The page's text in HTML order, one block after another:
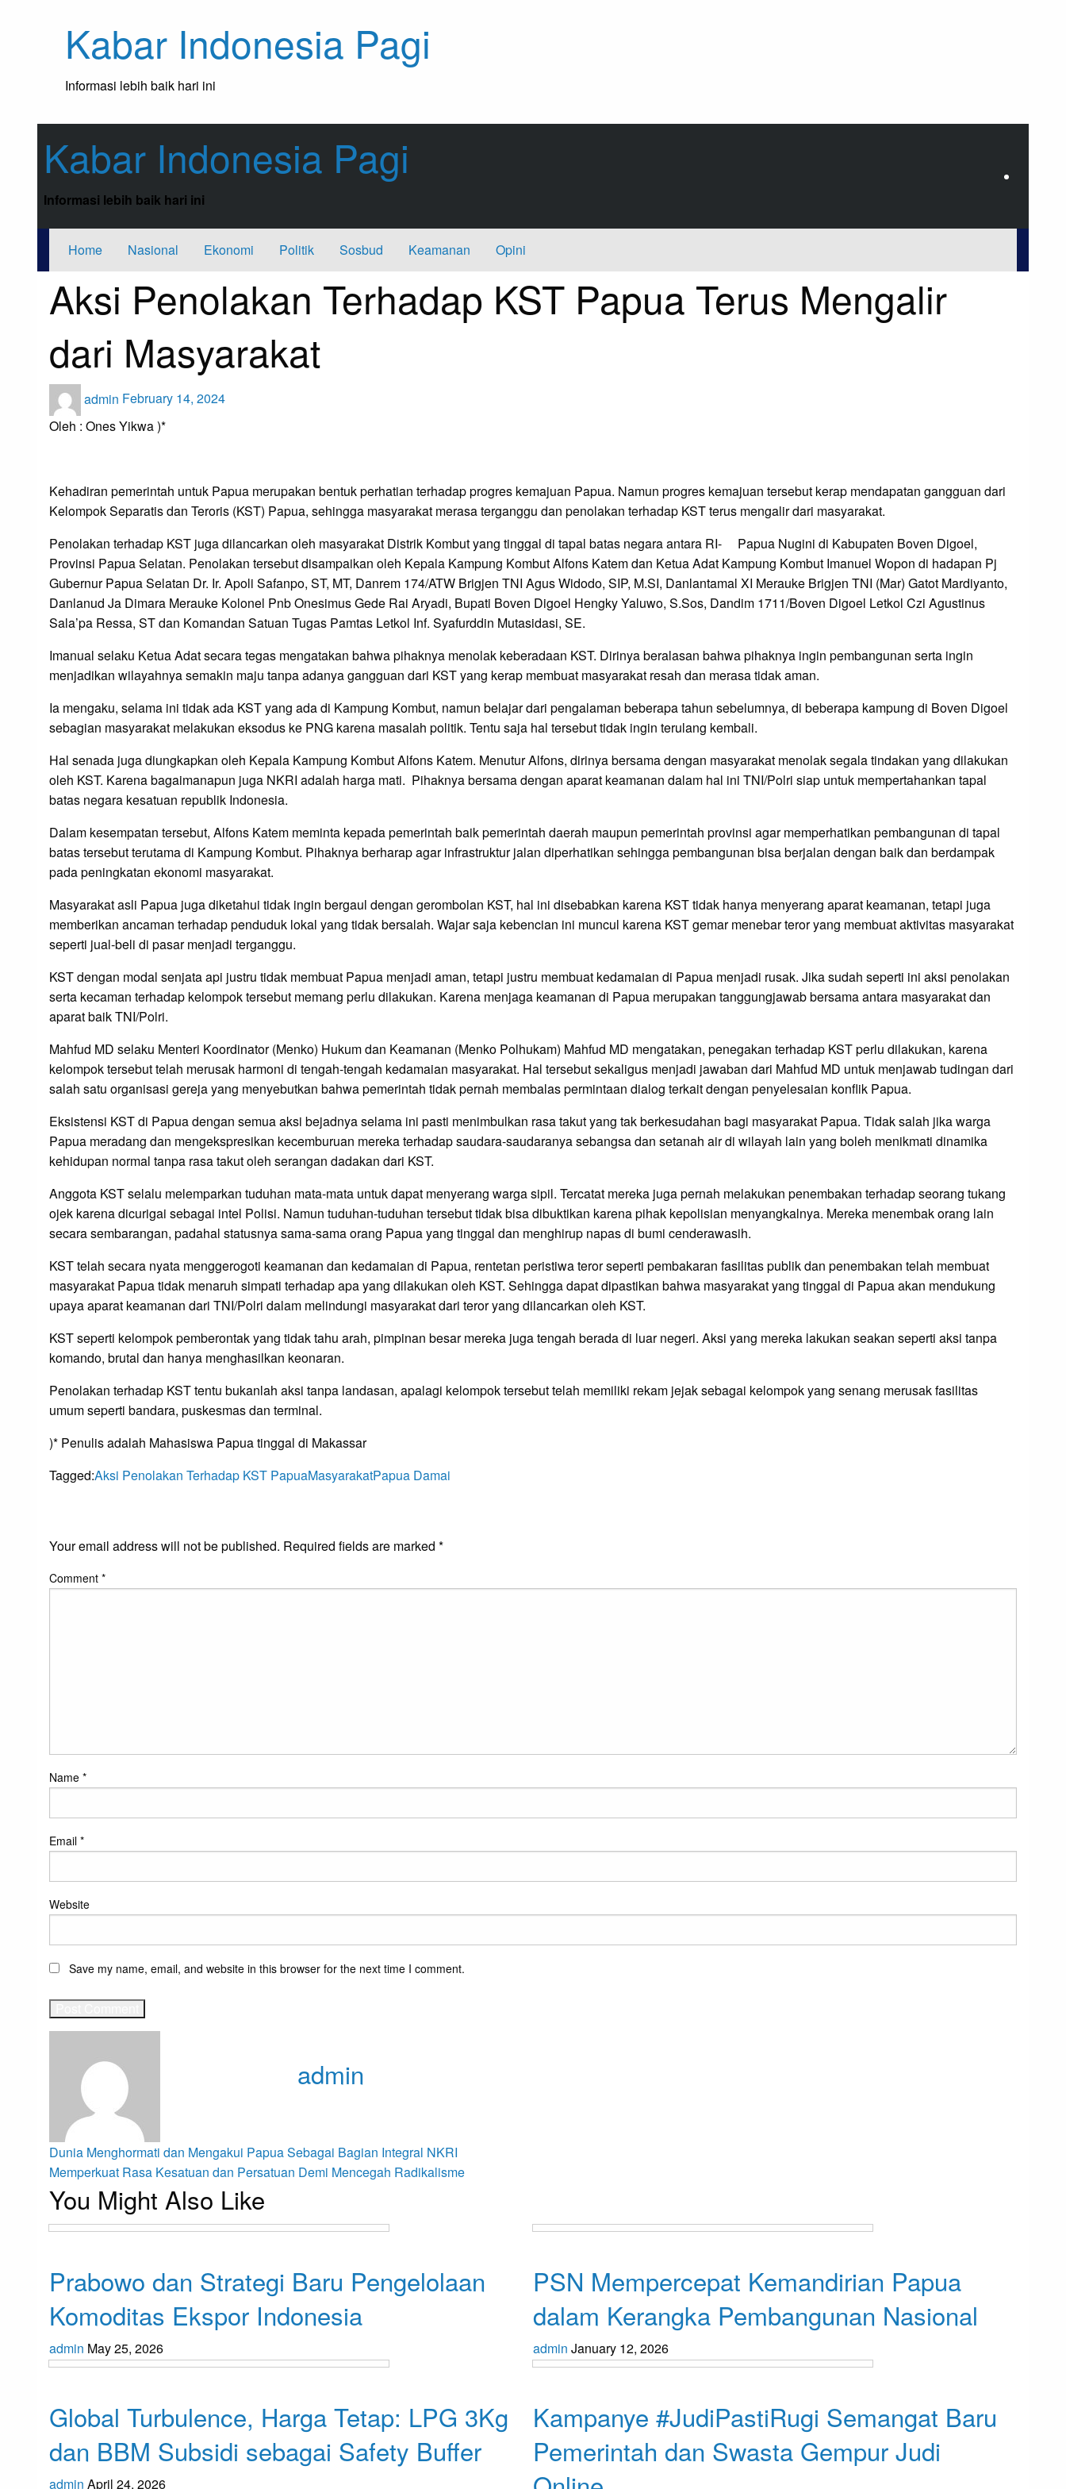
Kabar Indonesia Pagi
Informasi lebih baik hari ini
Kabar Indonesia Pagi
Informasi lebih baik hari ini
Home Nasional Ekonomi Politik Sosbud Keamanan Opini
Aksi Penolakan Terhadap KST Papua Terus Mengalir
dari Masyarakat
admin Posted
February 14, 2024
Oleh : Ones Yikwa )*
Kehadiran pemerintah untuk Papua merupakan bentuk perhatian terhadap progres kemajuan Papua. Namun progres kemajuan tersebut kerap mendapatan gangguan dari
Kelompok Separatis dan Teroris (KST) Papua, sehingga masyarakat merasa terganggu dan penolakan terhadap KST terus mengalir dari masyarakat.
Penolakan terhadap KST juga dilancarkan oleh masyarakat Distrik Kombut yang tinggal di tapal batas negara antara RI- Papua Nugini di Kabupaten Boven Digoel,
Provinsi Papua Selatan. Penolakan tersebut disampaikan oleh Kepala Kampung Kombut Alfons Katem dan Ketua Adat Kampung Kombut Imanuel Wopon di hadapan Pj
Gubernur Papua Selatan Dr. Ir. Apoli Safanpo, ST, MT, Danrem 174/ATW Brigjen TNI Agus Widodo, SIP, M.SI, Danlantamal XI Merauke Brigjen TNI (Mar) Gatot Mardiyanto,
Danlanud Ja Dimara Merauke Kolonel Pnb Onesimus Gede Rai Aryadi, Bupati Boven Digoel Hengky Yaluwo, S.Sos, Dandim 1711/Boven Digoel Letkol Czi Agustinus
Sala’pa Ressa, ST dan Komandan Satuan Tugas Pamtas Letkol Inf. Syafurddin Mutasidasi, SE.
Imanual selaku Ketua Adat secara tegas mengatakan bahwa pihaknya menolak keberadaan KST. Dirinya beralasan bahwa pihaknya ingin pembangunan serta ingin
menjadikan wilayahnya semakin maju tanpa adanya gangguan dari KST yang kerap membuat masyarakat resah dan merasa tidak aman.
Ia mengaku, selama ini tidak ada KST yang ada di Kampung Kombut, namun belajar dari pengalaman beberapa tahun sebelumnya, di beberapa kampung di Boven Digoel
sebagian masyarakat melakukan eksodus ke PNG karena masalah politik. Tentu saja hal tersebut tidak ingin terulang kembali.
Hal senada juga diungkapkan oleh Kepala Kampung Kombut Alfons Katem. Menutur Alfons, dirinya bersama dengan masyarakat menolak segala tindakan yang dilakukan
oleh KST. Karena bagaimanapun juga NKRI adalah harga mati. Pihaknya bersama dengan aparat keamanan dalam hal ini TNI/Polri siap untuk mempertahankan tapal
batas negara kesatuan republik Indonesia.
Dalam kesempatan tersebut, Alfons Katem meminta kepada pemerintah baik pemerintah daerah maupun pemerintah provinsi agar memperhatikan pembangunan di tapal
batas tersebut terutama di Kampung Kombut. Pihaknya berharap agar infrastruktur jalan diperhatikan sehingga pembangunan bisa berjalan dengan baik dan berdampak
pada peningkatan ekonomi masyarakat.
Masyarakat asli Papua juga diketahui tidak ingin bergaul dengan gerombolan KST, hal ini disebabkan karena KST tidak hanya menyerang aparat keamanan, tetapi juga
memberikan ancaman terhadap penduduk lokal yang tidak bersalah. Wajar saja kebencian ini muncul karena KST gemar menebar teror yang membuat aktivitas masyarakat
seperti jual-beli di pasar menjadi terganggu.
KST dengan modal senjata api justru tidak membuat Papua menjadi aman, tetapi justru membuat kedamaian di Papua menjadi rusak. Jika sudah seperti ini aksi penolakan
serta kecaman terhadap kelompok tersebut memang perlu dilakukan. Karena menjaga keamanan di Papua merupakan tanggungjawab bersama antara masyarakat dan
aparat baik TNI/Polri.
Mahfud MD selaku Menteri Koordinator (Menko) Hukum dan Keamanan (Menko Polhukam) Mahfud MD mengatakan, penegakan terhadap KST perlu dilakukan, karena
kelompok tersebut telah merusak harmoni di tengah-tengah kedamaian masyarakat. Hal tersebut sekaligus menjadi jawaban dari Mahfud MD untuk menjawab tudingan dari
salah satu organisasi gereja yang menyebutkan bahwa pemerintah tidak pernah membalas permintaan dialog terkait dengan penyelesaian konflik Papua.
Eksistensi KST di Papua dengan semua aksi bejadnya selama ini pasti menimbulkan rasa takut yang tak berkesudahan bagi masyarakat Papua. Tidak salah jika warga
Papua meradang dan mengekspresikan kecemburuan mereka terhadap saudara-saudaranya sebangsa dan setanah air di wilayah lain yang boleh menikmati dinamika
kehidupan normal tanpa rasa takut oleh serangan dadakan dari KST.
Anggota KST selalu melemparkan tuduhan mata-mata untuk dapat menyerang warga sipil. Tercatat mereka juga pernah melakukan penembakan terhadap seorang tukang
ojek karena dicurigai sebagai intel Polisi. Namun tuduhan-tuduhan tersebut tidak bisa dibuktikan karena pihak kepolisian menyangkalnya. Mereka menembak orang lain
secara sembarangan, padahal statusnya sama-sama orang Papua yang tinggal dan menghirup napas di bumi cenderawasih.
KST telah secara nyata menggerogoti keamanan dan kedamaian di Papua, rentetan peristiwa teror seperti pembakaran fasilitas publik dan penembakan telah membuat
masyarakat Papua tidak menaruh simpati terhadap apa yang dilakukan oleh KST. Sehingga dapat dipastikan bahwa masyarakat yang tinggal di Papua akan mendukung
upaya aparat keamanan dari TNI/Polri dalam melindungi masyarakat dari teror yang dilancarkan oleh KST.
KST seperti kelompok pemberontak yang tidak tahu arah, pimpinan besar mereka juga tengah berada di luar negeri. Aksi yang mereka lakukan seakan seperti aksi tanpa
komando, brutal dan hanya menghasilkan keonaran.
Penolakan terhadap KST tentu bukanlah aksi tanpa landasan, apalagi kelompok tersebut telah memiliki rekam jejak sebagai kelompok yang senang merusak fasilitas
umum seperti bandara, puskesmas dan terminal.
)* Penulis adalah Mahasiswa Papua tinggal di Makassar
Tagged:Aksi Penolakan Terhadap KST PapuaMasyarakatPapua Damai
Your email address will not be published. Required fields are marked *
Comment *
Name *
Email *
Website
Save my name, email, and website in this browser for the next time I comment.
admin
Post
navigation
Previous
Post
Dunia Menghormati dan Mengakui Papua Sebagai Bagian Integral NKRI
Next
Post
Memperkuat Rasa Kesatuan dan Persatuan Demi Mencegah Radikalisme
You Might Also Like
Prabowo dan Strategi Baru Pengelolaan
Komoditas Ekspor Indonesia
admin May 25, 2026
PSN Mempercepat Kemandirian Papua
dalam Kerangka Pembangunan Nasional
admin January 12, 2026
Global Turbulence, Harga Tetap: LPG 3Kg
dan BBM Subsidi sebagai Safety Buffer
admin April 24, 2026
Kampanye #JudiPastiRugi Semangat Baru
Pemerintah dan Swasta Gempur Judi